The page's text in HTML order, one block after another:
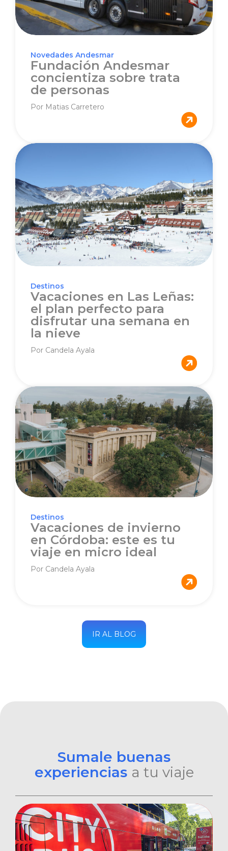
Novedades Andesmar
Fundación Andesmar
concientiza sobre trata
de personas
Por Matias Carretero
Destinos
Vacaciones en Las Leñas:
el plan perfecto para
disfrutar una semana en
la nieve
Por Candela Ayala
Destinos
Vacaciones de invierno
en Córdoba: este es tu
viaje en micro ideal
Por Candela Ayala
IR AL BLOG
Sumale buenas
experiencias a tu viaje